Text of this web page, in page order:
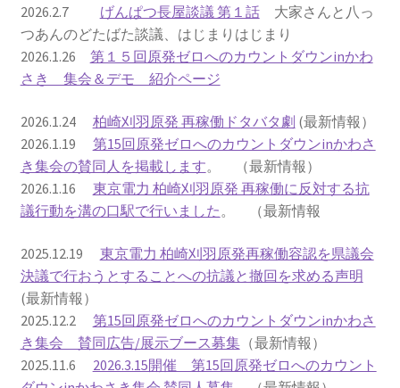
2022.8.9 福島第一原発 汚染水海洋放出トンネル工事
着工
超 老朽対策容認
2023.1.19 東電旧経営陣、二審も無罪 民事裁判で認
めた「長期評価」を否定
り
原子力規制委員会「原発60年超運転」正式決定先送
りからわずか5日で、多数決決定
「原発６０年超へ」閣議決定
2026.2.7 げんぱつ長屋談議 第１話大家さんと八っ
つあんのどたばた談議、はじまりはじまり
2026.1.26 第１５回原発ゼロへのカウントダウンinかわ
さき 集会＆デモ 紹介ページ
2026.1.24 柏崎刈羽原発 再稼働ドタバタ劇 (最新情報）
2026.1.19 第15回原発ゼロへのカウントダウンinかわさ
き集会の賛同人を掲載します。 （最新情報）
2026.1.16 東京電力 柏崎刈羽原発 再稼働に反対する抗
議行動を溝の口駅で行いました。 （最新情報
2025.12.19 東京電力 柏崎刈羽原発再稼働容認を県議会
決議で行おうとすることへの抗議と撤回を求める声明
(最新情報）
2025.12.2 第15回原発ゼロへのカウントダウンinかわさ
き集会 賛同広告/展示ブース募集（最新情報）
2025.11.6 2026.3.15開催 第15回原発ゼロへのカウント